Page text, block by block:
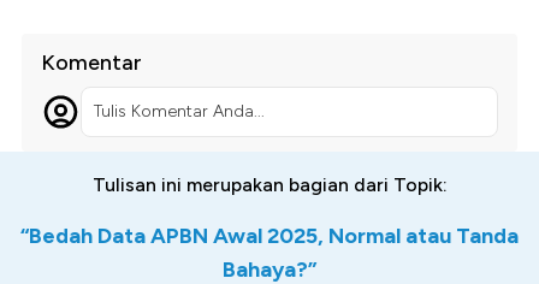
Komentar
Tulis Komentar Anda...
Tulisan ini merupakan bagian dari Topik:
“Bedah Data APBN Awal 2025, Normal atau Tanda
Bahaya?”